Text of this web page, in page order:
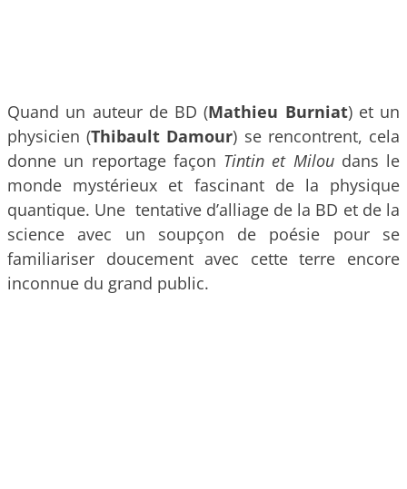
Quand un auteur de BD (Mathieu Burniat) et un
physicien (Thibault Damour) se rencontrent, cela
donne un reportage façon Tintin et Miloudans le
monde mystérieux et fascinant de la physique
quantique. Une tentative d’alliage de la BD et de la
science avec un soupçon de poésie pour se
familiariser doucement avec cette terre encore
inconnue du grand public.